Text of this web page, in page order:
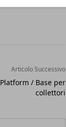
Articolo Successivo
/ Base per
collettori